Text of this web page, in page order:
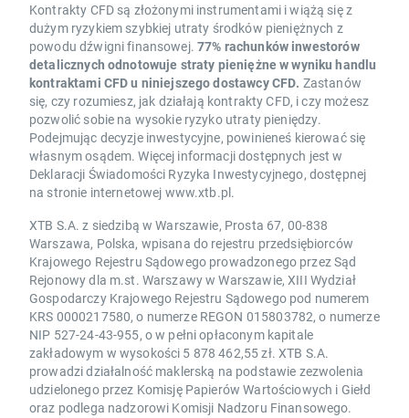
Kontrakty CFD są złożonymi instrumentami i wiążą się z
dużym ryzykiem szybkiej utraty środków pieniężnych z
powodu dźwigni finansowej. 77% rachunków inwestorów
detalicznych odnotowuje straty pieniężne w wyniku handlu
kontraktami CFD u niniejszego dostawcy CFD. Zastanów
się, czy rozumiesz, jak działają kontrakty CFD, i czy możesz
pozwolić sobie na wysokie ryzyko utraty pieniędzy.
Podejmując decyzje inwestycyjne, powinieneś kierować się
własnym osądem. Więcej informacji dostępnych jest w
Deklaracji Świadomości Ryzyka Inwestycyjnego, dostępnej
na stronie internetowej www.xtb.pl.
XTB S.A. z siedzibą w Warszawie, Prosta 67, 00-838
Warszawa, Polska, wpisana do rejestru przedsiębiorców
Krajowego Rejestru Sądowego prowadzonego przez Sąd
Rejonowy dla m.st. Warszawy w Warszawie, XIII Wydział
Gospodarczy Krajowego Rejestru Sądowego pod numerem
KRS 0000217580, o numerze REGON 015803782, o numerze
NIP 527-24-43-955, o w pełni opłaconym kapitale
zakładowym w wysokości 5 878 462,55 zł. XTB S.A.
prowadzi działalność maklerską na podstawie zezwolenia
udzielonego przez Komisję Papierów Wartościowych i Giełd
oraz podlega nadzorowi Komisji Nadzoru Finansowego.